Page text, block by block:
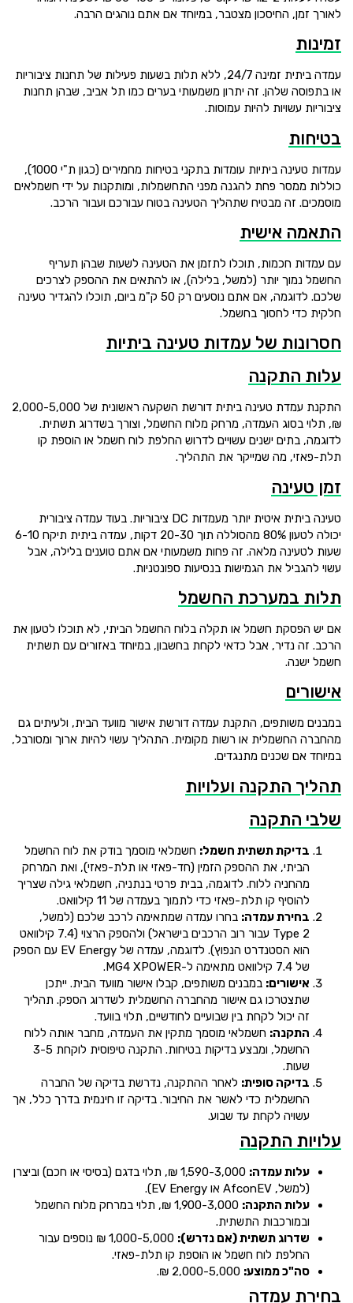
לאורך זמן, החיסכון מצטבר, במיוחד אם אתם נוהגים הרבה.
זמינות
עמדה ביתית זמינה 24/7, ללא תלות בשעות פעילות של תחנות ציבוריות
או בתפוסה שלהן. זה יתרון משמעותי בערים כמו תל אביב, שבהן תחנות
ציבוריות עשויות להיות עמוסות.
בטיחות
עמדות טעינה ביתיות עומדות בתקני בטיחות מחמירים (כגון ת"י 1000),
כוללות ממסר פחת להגנה מפני התחשמלות, ומותקנות על ידי חשמלאים
מוסמכים. זה מבטיח שתהליך הטעינה בטוח עבורכם ועבור הרכב.
התאמה אישית
עם עמדות חכמות, תוכלו לתזמן את הטעינה לשעות שבהן תעריף
החשמל נמוך יותר (למשל, בלילה), או להתאים את ההספק לצרכים
שלכם. לדוגמה, אם אתם נוסעים רק 50 ק"מ ביום, תוכלו להגדיר טעינה
חלקית כדי לחסוך בחשמל.
חסרונות של עמדות טעינה ביתיות
עלות התקנה
התקנת עמדת טעינה ביתית דורשת השקעה ראשונית של 2,000-5,000
₪, תלוי בסוג העמדה, מרחק מלוח החשמל, וצורך בשדרוג תשתית.
לדוגמה, בתים ישנים עשויים לדרוש החלפת לוח חשמל או הוספת קו
תלת-פאזי, מה שמייקר את התהליך.
זמן טעינה
טעינה ביתית איטית יותר מעמדות DC ציבוריות. בעוד עמדה ציבורית
יכולה לטעון 80% מהסוללה תוך 20-30 דקות, עמדה ביתית תיקח 6-10
שעות לטעינה מלאה. זה פחות משמעותי אם אתם טוענים בלילה, אבל
עשוי להגביל את הגמישות בנסיעות ספונטניות.
תלות במערכת החשמל
אם יש הפסקת חשמל או תקלה בלוח החשמל הביתי, לא תוכלו לטעון את
הרכב. זה נדיר, אבל כדאי לקחת בחשבון, במיוחד באזורים עם תשתית
חשמל ישנה.
אישורים
במבנים משותפים, התקנת עמדה דורשת אישור מוועד הבית, ולעיתים גם
מהחברה החשמלית או רשות מקומית. התהליך עשוי להיות ארוך ומסורבל,
במיוחד אם שכנים מתנגדים.
תהליך התקנה ועלויות
שלבי התקנה
בדיקת תשתית חשמל: חשמלאי מוסמך בודק את לוח החשמל
הביתי, את ההספק הזמין (חד-פאזי או תלת-פאזי), ואת המרחק
מהחניה ללוח. לדוגמה, בבית פרטי בנתניה, חשמלאי גילה שצריך
להוסיף קו תלת-פאזי כדי לתמוך בעמדה של 11 קילוואט.
בחירת עמדה: בחרו עמדה שמתאימה לרכב שלכם (למשל,
Type 2 עבור רוב הרכבים בישראל) ולהספק הרצוי (7.4 קילוואט
הוא הסטנדרט הנפוץ). לדוגמה, עמדה של EV Energy עם הספק
של 7.4 קילוואט מתאימה ל-MG4 XPOWER.
אישורים: במבנים משותפים, קבלו אישור מוועד הבית. ייתכן
שתצטרכו גם אישור מהחברה החשמלית לשדרוג הספק. תהליך
זה יכול לקחת בין שבועיים לחודשיים, תלוי בוועד.
התקנה: חשמלאי מוסמך מתקין את העמדה, מחבר אותה ללוח
החשמל, ומבצע בדיקות בטיחות. התקנה טיפוסית לוקחת 3-5
שעות.
בדיקה סופית: לאחר ההתקנה, נדרשת בדיקה של החברה
החשמלית כדי לאשר את החיבור. בדיקה זו חינמית בדרך כלל, אך
עשויה לקחת עד שבוע.
עלויות התקנה
עלות עמדה:
1,590-3,000 ₪, תלוי בדגם (בסיסי או חכם) וביצרן
(למשל, AfconEV או EV Energy).
עלות התקנה:
1,900-3,000 ₪, תלוי במרחק מלוח החשמל
ובמורכבות התשתית.
שדרוג תשתית (אם נדרש):
1,000-5,000 ₪ נוספים עבור
החלפת לוח חשמל או הוספת קו תלת-פאזי.
סה"כ ממוצע:
בחירת עמדה